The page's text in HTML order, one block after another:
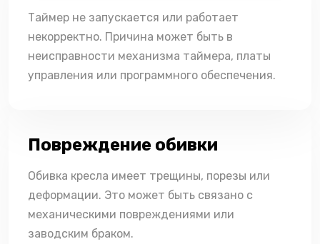
Таймер не запускается или работает
некорректно. Причина может быть в
неисправности механизма таймера, платы
управления или программного обеспечения.
Повреждение обивки
Обивка кресла имеет трещины, порезы или
деформации. Это может быть связано с
механическими повреждениями или
заводским браком.